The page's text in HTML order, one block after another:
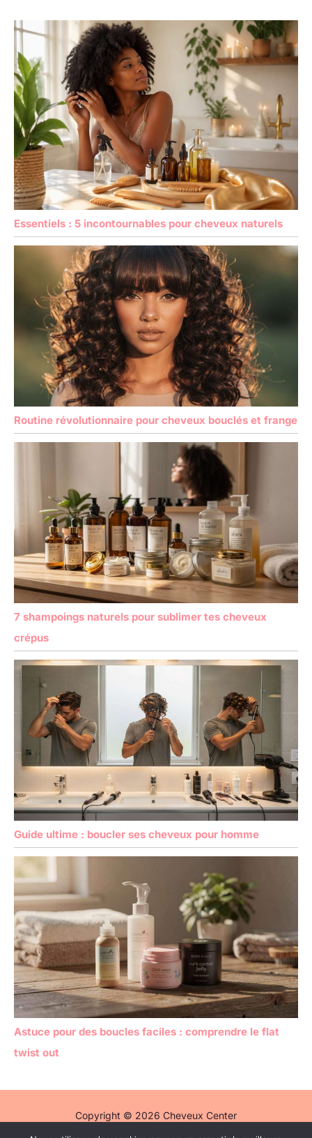
Essentiels : 5 incontournables pour cheveux naturels
Routine révolutionnaire pour cheveux bouclés et frange
7 shampoings naturels pour sublimer tes cheveux
crépus
Guide ultime : boucler ses cheveux pour homme
Astuce pour des boucles faciles : comprendre le flat
twist out
Copyright © 2026 Cheveux Center